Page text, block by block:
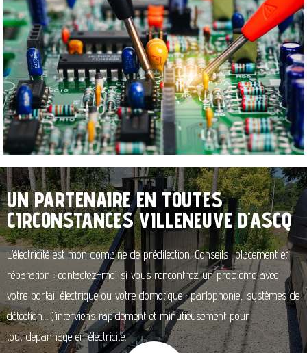
UN PARTENAIRE EN TOUTES
CIRCONSTANCES VILLENEUVE D'ASCQ
L’électricité est mon domaine de prédilection. Conseils, placement et
réparation : contactez-moi si vous rencontrez un problème avec
votre portail électrique ou votre domotique : parlophonie, systèmes de
détection… J’interviens rapidement et minutieusement pour
tout dépannage en électricité.